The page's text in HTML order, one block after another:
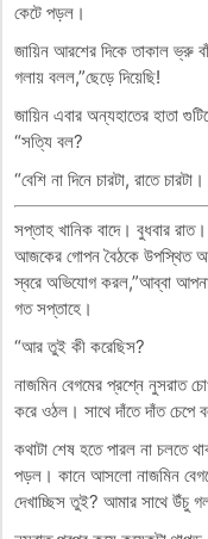
কেটে পড়ল।
জায়িন আরশের দিকে তাকাল ভ্রু
গলায় বলল,”ছেড়ে দিয়েছি!
জায়িন এবার অন্যহাতের হাতা
“সত্যি বল?
“বেশি না দিনে চারটা, রাতে চারটা।
সপ্তাহ খানিক বাদে। বুধবার
আজকের গোপন বৈঠকে উপস্থিত
স্বরে অভিযোগ করল,”আব্বা
গত সপ্তাহে।
“আর তুই কী করেছিস?
নাজমিন বেগমের প্রশ্নে নুসরাত
করে ওঠল। সাথে দাঁতে দাঁত
কথাটা শেষ হতে পারল না চলতে
পড়ল। কানে আসলো নাজমিন
দেখাচ্ছিস তুই? আমার সাথে উঁচু